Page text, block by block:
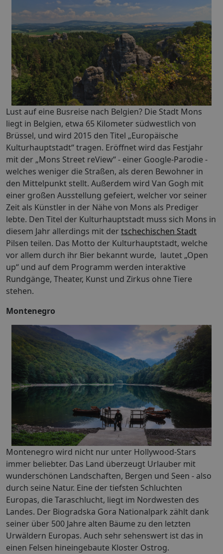
Lust auf eine Busreise nach Belgien? Die Stadt Mons
liegt in Belgien, etwa 65 Kilometer südwestlich von
Brüssel, und wird 2015 den Titel „Europäische
Kulturhauptstadt“ tragen. Eröffnet wird das Festjahr
mit der „Mons Street reView“ - einer Google-Parodie -
welches weniger die Straßen, als deren Bewohner in
den Mittelpunkt stellt. Außerdem wird Van Gogh mit
einer großen Ausstellung gefeiert, welcher vor seiner
Zeit als Künstler in der Nähe von Mons als Prediger
lebte. Den Titel der Kulturhauptstadt muss sich Mons in
diesem Jahr allerdings mit dertschechischen Stadt
Pilsen teilen. Das Motto der Kulturhauptstadt, welche
vor allem durch ihr Bier bekannt wurde, lautet „Open
up“ und auf dem Programm werden interaktive
Rundgänge, Theater, Kunst und Zirkus ohne Tiere
stehen.
Montenegro
Montenegro wird nicht nur unter Hollywood-Stars
immer beliebter. Das Land überzeugt Urlauber mit
wunderschönen Landschaften, Bergen und Seen - also
durch seine Natur. Eine der tiefsten Schluchten
Europas, die Taraschlucht, liegt im Nordwesten des
Landes. Der Biogradska Gora Nationalpark zählt dank
seiner über 500 Jahre alten Bäume zu den letzten
Urwäldern Europas. Auch sehr sehenswert ist das in
einen Felsen hineingebaute Kloster Ostrog.